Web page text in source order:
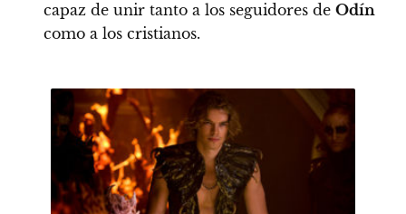
capaz de unir tanto a los seguidores de Odín
como a los cristianos.